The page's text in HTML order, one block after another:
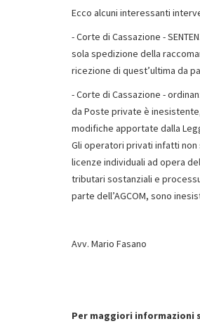
Ecco alcuni interessanti
- Corte di Cassazione -
sola spedizione della
ricezione di quest’ultima da
- Corte di Cassazione -
da Poste private è
modifiche apportate dalla
Gli operatori privati infatti
licenze individuali ad opera
tributari sostanziali e
parte dell’AGCOM, sono
Avv. Mario Fasano
Per maggiori informazioni